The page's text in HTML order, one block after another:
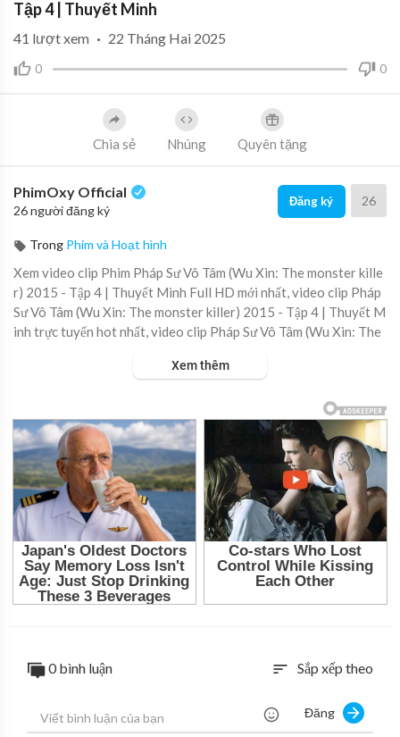
Tập 4 | Thuyết Minh
0 0
41 lượt xem · 22 Tháng Hai 2025
Chia sẻ Nhúng Quyên tặng
PhimOxy Official
26 người đăng ký
Đăng ký 26
Trong Phim và Hoạt hình
Xem video clip Phim Pháp Sư Vô Tâm (Wu Xin: The monster kille
r) 2015 - Tập 4 | Thuyết Minh Full HD mới nhất, video clip Pháp
Sư Vô Tâm (Wu Xin: The monster killer) 2015 - Tập 4 | Thuyết M
inh trực tuyến hot nhất, video clip Pháp Sư Vô Tâm (Wu Xin: The
Xem thêm
0 bình luận sort Sắp xếp theo
Đăng